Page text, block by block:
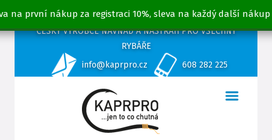
na první nákup za registraci 10%, sleva na každý další nákup
ČESKÝ VÝROBCE NÁVNAD A NÁSTRAH PRO VŠECHNY
RYBÁŘE
info@kaprpro.cz
608 282 225